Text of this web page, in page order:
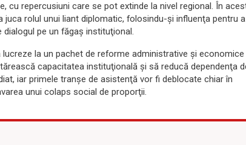
cu repercusiuni care se pot extinde la nivel regional. În
rolul unui liant diplomatic, folosindu-şi influenţa pentru a
pe un făgaş instituţional.
la un pachet de reforme administrative şi economice
capacitatea instituţională şi să reducă dependenţa
iar primele tranşe de asistenţă vor fi deblocate chiar în
unui colaps social de proporţii.